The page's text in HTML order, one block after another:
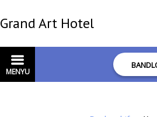
Grand Art Hotel
MENYU